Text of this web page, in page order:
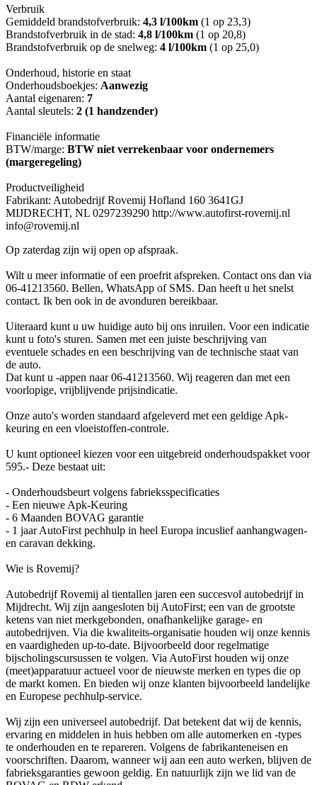
Verbruik
Gemiddeld brandstofverbruik: 4,3 l/100km (1 op 23,3)
Brandstofverbruik in de stad: 4,8 l/100km (1 op 20,8)
Brandstofverbruik op de snelweg: 4 l/100km (1 op 25,0)
Onderhoud, historie en staat
Onderhoudsboekjes: Aanwezig
Aantal eigenaren: 7
Aantal sleutels: 2 (1 handzender)
Financiële informatie
BTW/marge: BTW niet verrekenbaar voor ondernemers
(margeregeling)
Productveiligheid
Fabrikant: Autobedrijf Rovemij Hofland 160 3641GJ
MIJDRECHT, NL 0297239290 http://www.autofirst-rovemij.nl
info@rovemij.nl
Op zaterdag zijn wij open op afspraak.
Wilt u meer informatie of een proefrit afspreken. Contact ons dan via
06-41213560. Bellen, WhatsApp of SMS. Dan heeft u het snelst
contact. Ik ben ook in de avonduren bereikbaar.
Uiteraard kunt u uw huidige auto bij ons inruilen. Voor een indicatie
kunt u foto's sturen. Samen met een juiste beschrijving van
eventuele schades en een beschrijving van de technische staat van
de auto.
Dat kunt u -appen naar 06-41213560. Wij reageren dan met een
voorlopige, vrijblijvende prijsindicatie.
Onze auto's worden standaard afgeleverd met een geldige Apk-
keuring en een vloeistoffen-controle.
U kunt optioneel kiezen voor een uitgebreid onderhoudspakket voor
595.- Deze bestaat uit:
- Onderhoudsbeurt volgens fabrieksspecificaties
- Een nieuwe Apk-Keuring
- 6 Maanden BOVAG garantie
- 1 jaar AutoFirst pechhulp in heel Europa incuslief aanhangwagen-
en caravan dekking.
Wie is Rovemij?
Autobedrijf Rovemij al tientallen jaren een succesvol autobedrijf in
Mijdrecht. Wij zijn aangesloten bij AutoFirst; een van de grootste
ketens van niet merkgebonden, onafhankelijke garage- en
autobedrijven. Via die kwaliteits-organisatie houden wij onze kennis
en vaardigheden up-to-date. Bijvoorbeeld door regelmatige
bijscholingscursussen te volgen. Via AutoFirst houden wij onze
(meet)apparatuur actueel voor de nieuwste merken en types die op
de markt komen. En bieden wij onze klanten bijvoorbeeld landelijke
en Europese pechhulp-service.
Wij zijn een universeel autobedrijf. Dat betekent dat wij de kennis,
ervaring en middelen in huis hebben om alle automerken en -types
te onderhouden en te repareren. Volgens de fabrikanteneisen en
voorschriften. Daarom, wanneer wij aan een auto werken, blijven de
fabrieksgaranties gewoon geldig. En natuurlijk zijn we lid van de